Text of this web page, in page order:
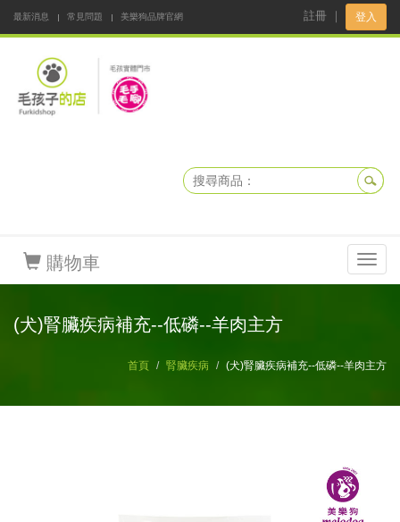
最新消息 常見問題
美樂狗品牌官網
註冊 登入
購物車
(犬)腎臟疾病補充--低磷--羊肉主方
首頁 腎臟疾病 (犬)腎臟疾病補充--低磷--羊肉主方